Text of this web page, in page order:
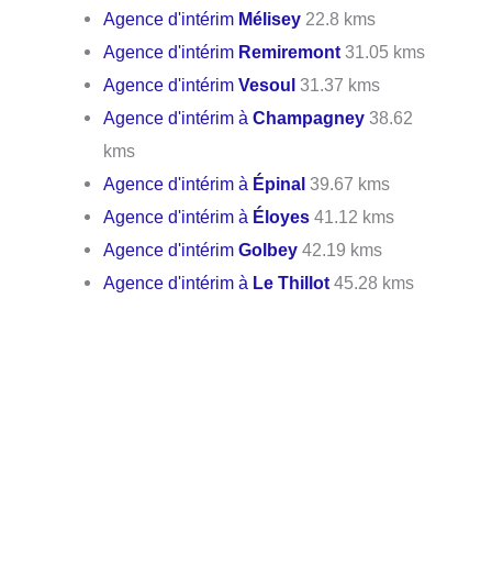
Agence d'intérim Mélisey 22.8 kms
Agence d'intérim Remiremont 31.05 kms
Agence d'intérimVesoul 31.37 kms
Agence d'intérim àChampagney 38.62
kms
Agence d'intérim à Épinal 39.67 kms
Agence d'intérim à Éloyes 41.12 kms
Agence d'intérimGolbey 42.19 kms
Agence d'intérim à Le Thillot 45.28 kms